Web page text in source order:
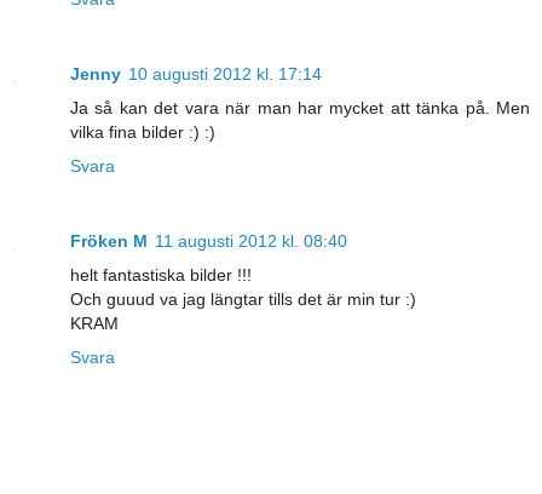
Jenny 10 augusti 2012 kl. 17:14
Ja så kan det vara när man har mycket att tänka på. Men
vilka fina bilder :) :)
Svara
Fröken M 11 augusti 2012 kl. 08:40
helt fantastiska bilder !!!
Och guuud va jag längtar tills det är min tur :)
KRAM
Svara